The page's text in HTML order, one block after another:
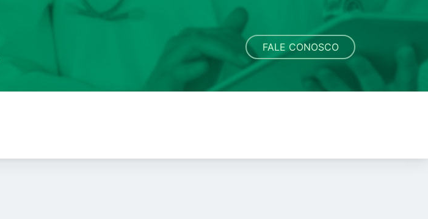
FALE CONOSCO